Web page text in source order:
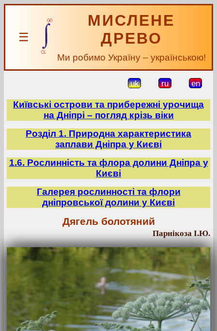
☰
МИСЛЕНЕ
ДРЕВО
Ми робимо Україну – українською!
uk ru en
Київські острови та прибережні урочища
на Дніпрі – погляд крізь віки
Розділ 1. Природна характеристика
заплави Дніпра у Києві
1.6. Рослинність та флора долини Дніпра у
Києві
Галерея рослинності та флори
дніпровської долини у Києві
Дягель болотяний
Парнікоза І.Ю.